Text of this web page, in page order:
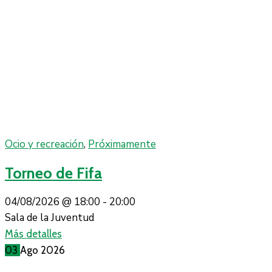
Ocio y recreación, Próximamente
Torneo de Fifa
04/08/2026 @ 18:00 - 20:00
Sala de la Juventud
Más detalles
03 Ago 2026